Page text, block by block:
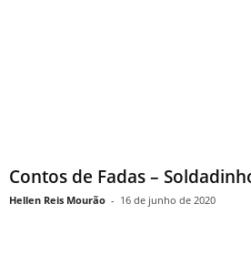
Contos de Fadas –
Hellen Reis Mourão - 16 de junho de 2020